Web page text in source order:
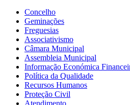
Concelho
Geminações
Freguesias
Associativismo
Câmara Municipal
Assembleia Municipal
Informação Económica
Política da Qualidade
Recursos Humanos
Proteção Civil